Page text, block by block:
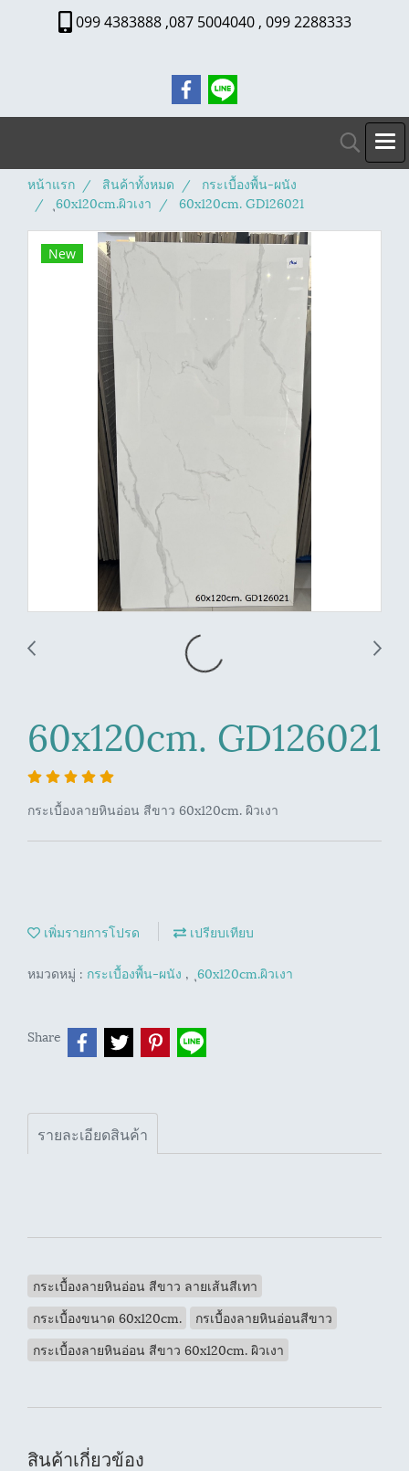
099 4383888 ,087 5004040 , 099 2288333
หน้าแรก สินค้าทั้งหมด
กระเบื้องพื้น-ผนัง
ุ60x120cm.ผิวเงา
60x120cm. GD126021
New
60x120cm. GD126021
กระเบื้องลายหินอ่อน สีขาว 60x120cm. ผิวเงา
เพิ่มรายการโปรด เปรียบเทียบ
หมวดหมู่ : กระเบื้องพื้น-ผนัง , ุ60x120cm.ผิวเงา
Share
รายละเอียดสินค้า
กระเบื้องลายหินอ่อน สีขาว ลายเส้นสีเทา
กระเบื้องขนาด 60x120cm.
กรเบื้องลายหินอ่อนสีขาว
กระเบื้องลายหินอ่อน สีขาว 60x120cm. ผิวเงา
สินค้าเกี่ยวข้อง